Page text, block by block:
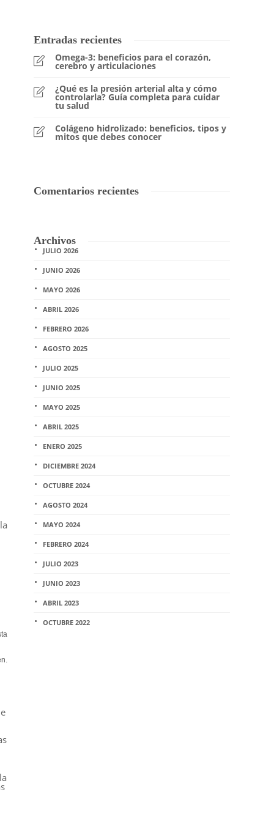
Entradas recientes
Omega-3: beneficios para el corazón,
cerebro y articulaciones
¿Qué es la presión arterial alta y cómo
controlarla? Guía completa para cuidar
tu salud
Colágeno hidrolizado: beneficios, tipos y
mitos que debes conocer
Comentarios recientes
Archivos
JULIO 2026
JUNIO 2026
MAYO 2026
ABRIL 2026
FEBRERO 2026
AGOSTO 2025
JULIO 2025
JUNIO 2025
MAYO 2025
ABRIL 2025
ENERO 2025
DICIEMBRE 2024
OCTUBRE 2024
AGOSTO 2024
MAYO 2024
FEBRERO 2024
JULIO 2023
JUNIO 2023
ABRIL 2023
OCTUBRE 2022